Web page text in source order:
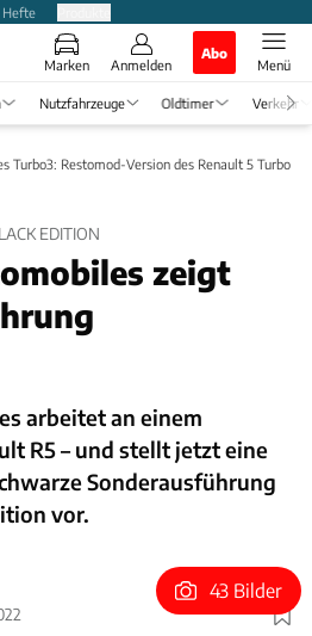
Hefte
Marken Anmelden
Abo
Menü
Nutzfahrzeuge Oldtimer Verkehr
Turbo3: Restomod-Version des Renault 5 Turbo
EDITION
zeigt
arbeitet an einem
R5 – und stellt jetzt eine
Sonderausführung
vor.
Foto: Legende Automobiles
43 Bilder